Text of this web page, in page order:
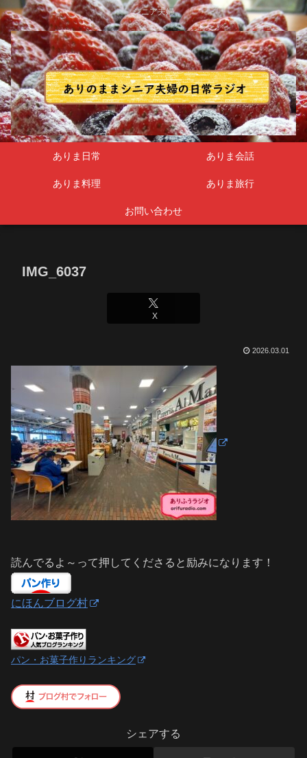
シニア夫婦
ありま日常 ありま会話
ありま料理 ありま旅行
お問い合わせ
IMG_6037
X
2026.03.01
読んでるよ～って押してくださると励みになります！
にほんブログ村
パン・お菓子作りランキング
シェアする